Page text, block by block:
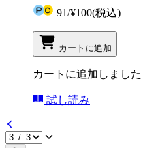
91/¥100(税込)
カートに追加
カートに追加しました
試し読み